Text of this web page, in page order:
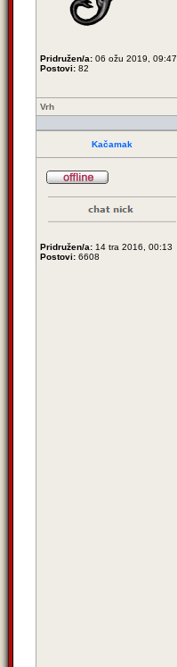
Pridružen/a: 06 ožu 2019, 09:47
Postovi: 82
Vrh
Kačamak
Pridružen/a: 14 tra 2016, 00:13
Postovi: 6608